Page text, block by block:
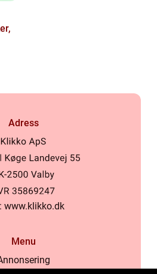
Adress
www.klikko.dk
Menu